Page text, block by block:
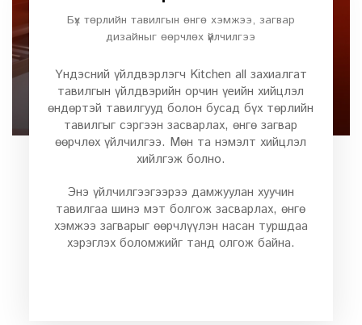
Бүх төрлийн тавилгын өнгө хэмжээ, загвар
дизайныг өөрчлөх үйлчилгээ
Үндэсний үйлдвэрлэгч Kitchen all захиалгат
тавилгын үйлдвэрийн орчин үеийн хийцлэл
өндөртэй тавилгууд болон бусад бүх төрлийн
тавилгыг сэргээн засварлах, өнгө загвар
өөрчлөх үйлчилгээ. Мөн та нэмэлт хийцлэл
хийлгэж болно.
Энэ үйлчилгээгээрээ дамжуулан хуучин
тавилгаа шинэ мэт болгож засварлах, өнгө
хэмжээ загварыг өөрчлүүлэн насан туршдаа
хэрэглэх боломжийг танд олгож байна.